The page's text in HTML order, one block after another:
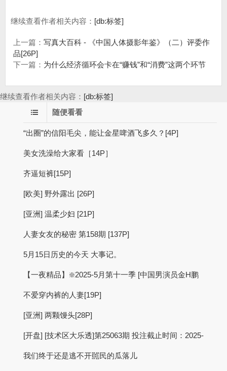
继续查看作者相关内容： [db:标签]
上一篇： 写真大百科 - 《中国人体摄影年鉴》（二）评委作
品[26P]
下一篇： 为什么经济循环会卡在“赚钱”和“消费”这两个环节
继续查看作者相关内容： [db:标签]
随便看看
“出圈”的信阳毛尖，能让金星啤酒飞多久？[4P]
美女洗澡给大家看［14P］
齐逼短裤[15P]
[欧美] 野外露出 [26P]
[亚洲] 温柔少妇 [21P]
人妻女友的秘密 第158期 [137P]
5月15日历史的今天 大事记。
【一夜精品】❇️2025-5月第十一季 [中国男演员金H鹏
不爱穿内裤的人妻[19P]
[亚洲] 两颗馒头[28P]
[开盘] [技术区大乐透]第25063期 投注截止时间：2025-
我们终于还是逃不开嚚民的瓜落儿